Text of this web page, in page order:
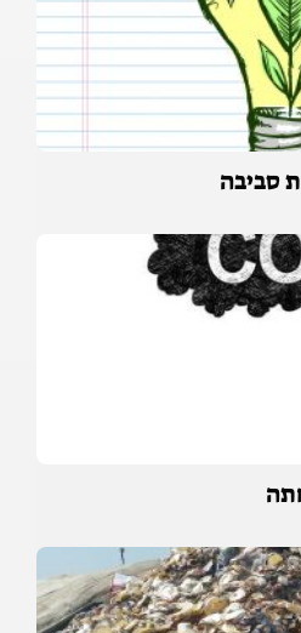
סביבה